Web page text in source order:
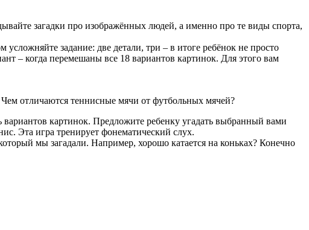
загадки про изображённых людей, а именно про те виды спорта,
задание: две детали, три – в итоге ребёнок не просто
– когда перемешаны все 18 вариантов картинок. Для этого вам
отличаются теннисные мячи от футбольных мячей?
картинок. Предложите ребенку угадать выбранный вами
Эта игра тренирует фонематический слух.
мы загадали. Например, хорошо катается на коньках? Конечно